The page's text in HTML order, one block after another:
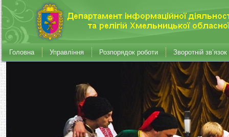
Головна Управління Розпорядок роботи Зворотній зв’язок